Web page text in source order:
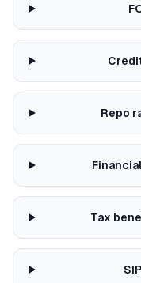
Repo
Tax